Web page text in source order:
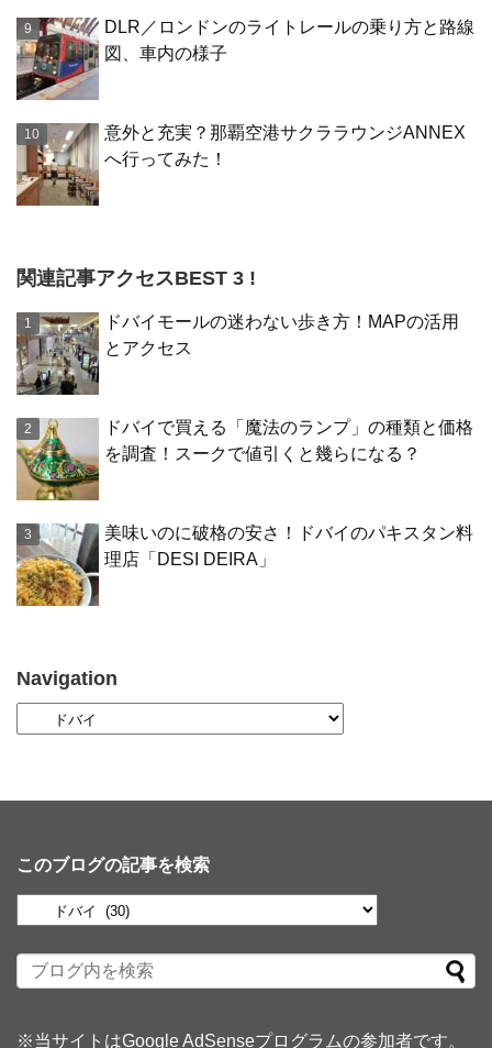
DLR／ロンドンのライトレールの乗り方と路線
図、車内の様子
意外と充実？那覇空港サクララウンジANNEX
へ行ってみた！
関連記事アクセスBEST 3 !
ドバイモールの迷わない歩き方！MAPの活用
とアクセス
ドバイで買える「魔法のランプ」の種類と価格
を調査！スークで値引くと幾らになる？
美味いのに破格の安さ！ドバイのパキスタン料
理店「DESI DEIRA」
Navigation
このブログの記事を検索
※当サイトはGoogle AdSenseプログラムの参加者です。